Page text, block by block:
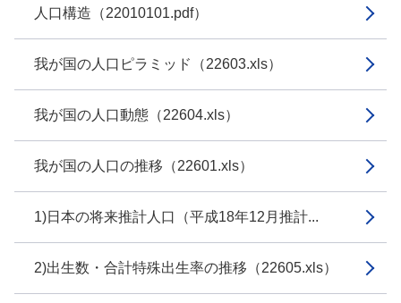
人口構造（22010101.pdf）
我が国の人口ピラミッド（22603.xls）
我が国の人口動態（22604.xls）
我が国の人口の推移（22601.xls）
1)日本の将来推計人口（平成18年12月推計...
2)出生数・合計特殊出生率の推移（22605.xls）